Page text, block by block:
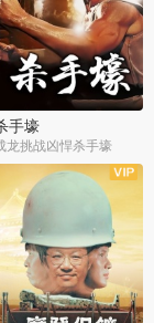
手壕
龙挑战凶悍杀手壕